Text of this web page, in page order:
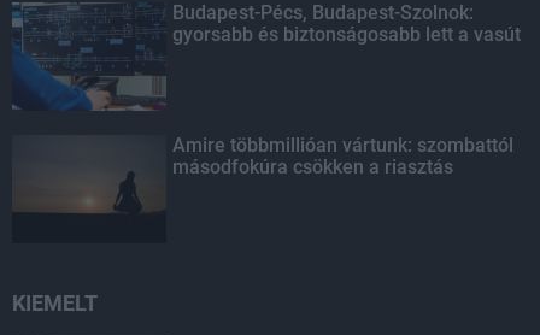
Budapest-Pécs, Budapest-Szolnok:
gyorsabb és biztonságosabb lett a vasút
Amire többmillióan vártunk: szombattól
másodfokúra csökken a riasztás
KIEMELT